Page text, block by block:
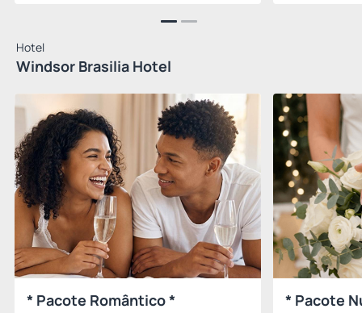
Hotel
Windsor Brasilia Hotel
* Pacote Romântico * * Pacote